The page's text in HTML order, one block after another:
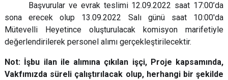
Başvurular ve evrak teslimi 12.09.2022 saat 17:00’da
sona erecek olup 13.09.2022 Salı günü saat 10:00'da
Mütevelli Heyetince oluşturulacak komisyon marifetiyle
değerlendirilerek personel alımı gerçekleştirilecektir.
Not: İşbu ilan ile alımına çıkılan işçi, Proje kapsamında,
Vakfımızda süreli çalıştırılacak olup, herhangi bir şekilde